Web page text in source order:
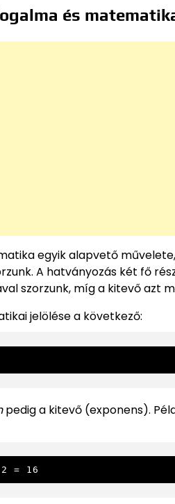
és
egyik alapvető
A hatványozás két fő
szorzunk, míg a kitevő azt
jelölése a következő:
pedig a kitevő (exponens).
= 16